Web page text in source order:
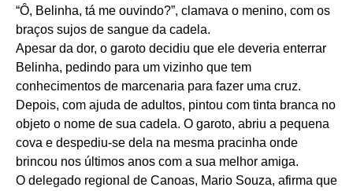
“Ô, Belinha, tá me ouvindo?”, clamava o menino, com os
braços sujos de sangue da cadela.
Apesar da dor, o garoto decidiu que ele deveria enterrar
Belinha, pedindo para um vizinho que tem
conhecimentos de marcenaria para fazer uma cruz.
Depois, com ajuda de adultos, pintou com tinta branca no
objeto o nome de sua cadela. O garoto, abriu a pequena
cova e despediu-se dela na mesma pracinha onde
brincou nos últimos anos com a sua melhor amiga.
O delegado regional de Canoas, Mario Souza, afirma que